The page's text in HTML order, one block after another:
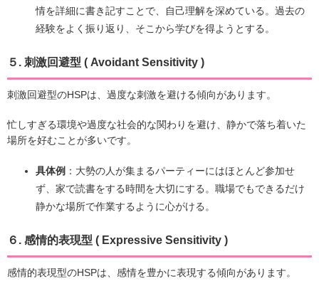
情を詳細に書き記すことで、自己理解を深めている。過去の
経験をよく振り返り、そこから学びを得ようとする。
５. 刺激回避型 ( Avoidant Sensitivity )
刺激回避型のHSPは、過度な刺激を避ける傾向があります。
忙しすぎる環境や過度な社会的な関わりを避け、静かで落ち着いた
場所を好むことが多いです。
具体例 ：大勢の人が集まるパーティーにはほとんど参加せ
ず、家で読書をする時間を大切にする。職場でもできるだけ
静かな場所で作業するように心がける。
６. 感情的表現型 ( Expressive Sensitivity )
感情的表現型のHSPは、感情を豊かに表現する傾向があります。